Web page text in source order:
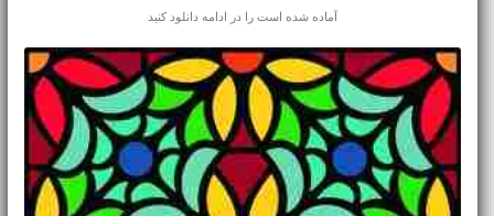
آماده شده است را در ادامه دانلود کنید